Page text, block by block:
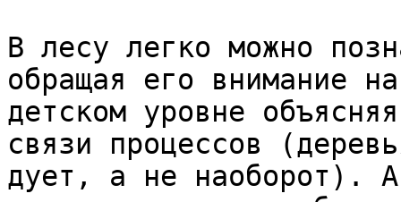
В лесу легко можно
обращая его внимание
детском уровне
связи процессов
дует, а не наоборот). А